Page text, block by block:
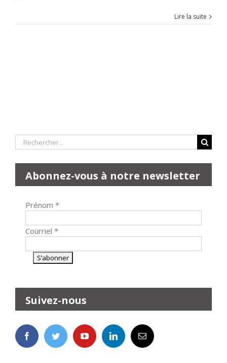
Lire la suite
Rechercher:
Abonnez-vous à notre newsletter
Prénom *
Courriel *
Suivez-nous